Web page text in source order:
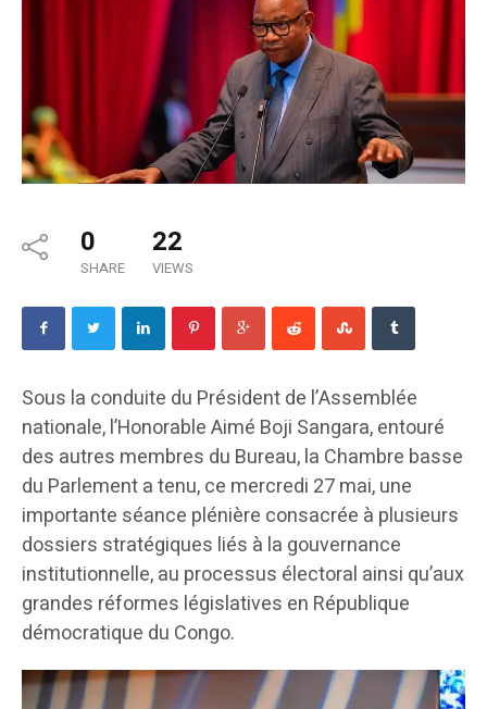
0
SHARE
22
VIEWS
Sous la conduite du Président de l’Assemblée
nationale, l’Honorable Aimé Boji Sangara, entouré
des autres membres du Bureau, la Chambre basse
du Parlement a tenu, ce mercredi 27 mai, une
importante séance plénière consacrée à plusieurs
dossiers stratégiques liés à la gouvernance
institutionnelle, au processus électoral ainsi qu’aux
grandes réformes législatives en République
démocratique du Congo.